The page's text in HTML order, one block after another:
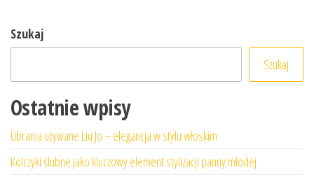
Szukaj
Szukaj
Ostatnie wpisy
Ubrania używane Liu Jo – elegancja w stylu włoskim
Kolczyki ślubne jako kluczowy element stylizacji panny młodej